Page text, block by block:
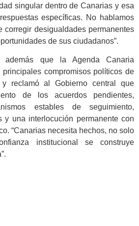
singular dentro de Canarias y esa
específicas. No hablamos
corregir desigualdades permanentes
de sus ciudadanos”.
además que la Agenda Canaria
compromisos políticos de
reclamó al Gobierno central que
de los acuerdos pendientes,
estables de seguimiento,
y una interlocución permanente con
“Canarias necesita hechos, no solo
institucional se construye